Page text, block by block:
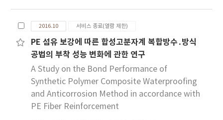
vibrating roller is useful in construction of
waterproofing layer because the test
showed that using vibrating roller has
excellent adhesive strength han unused it.
2016.10 서비스 종료(열람 제한)
PE 섬유 보강에 따른 합성고분자계 복합방수․방식
공법의 부착 성능 변화에 관한 연구
A Study on the Bond Performance of
Synthetic Polymer Composite Waterproofing
and Anticorrosion Method in accordance with
PE Fiber Reinforcement